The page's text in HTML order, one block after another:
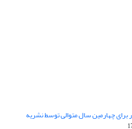
چهارمین سال متوالی توسط نشریه